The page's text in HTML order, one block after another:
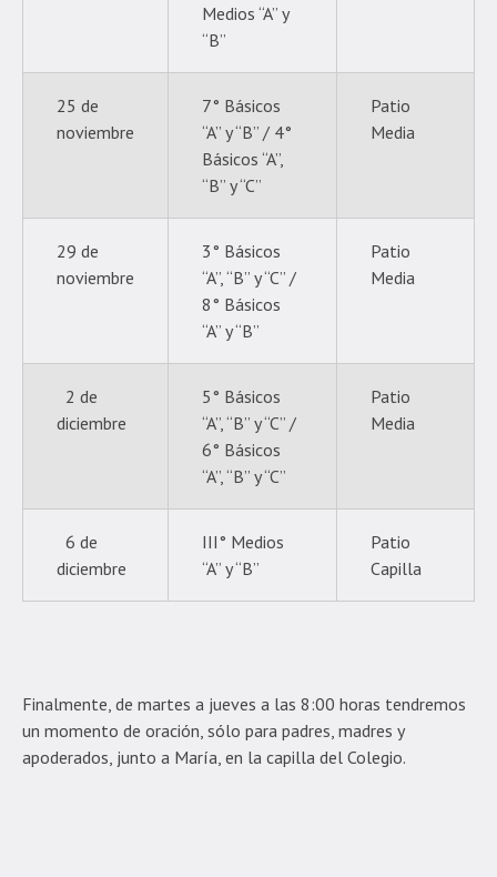
Medios “A” y
“B”
25 de
noviembre
7° Básicos
“A” y “B” / 4°
Básicos “A”,
“B” y “C”
Patio
Media
29 de
noviembre
3° Básicos
“A”, “B” y “C” /
8° Básicos
“A” y “B”
Patio
Media
2 de
diciembre
5° Básicos
“A”, “B” y “C” /
6° Básicos
“A”, “B” y “C”
Patio
Media
6 de
diciembre
III° Medios
“A” y “B”
Patio
Capilla
Finalmente, de martes a jueves a las 8:00 horas tendremos
un momento de oración, sólo para padres, madres y
apoderados, junto a María, en la capilla del Colegio.